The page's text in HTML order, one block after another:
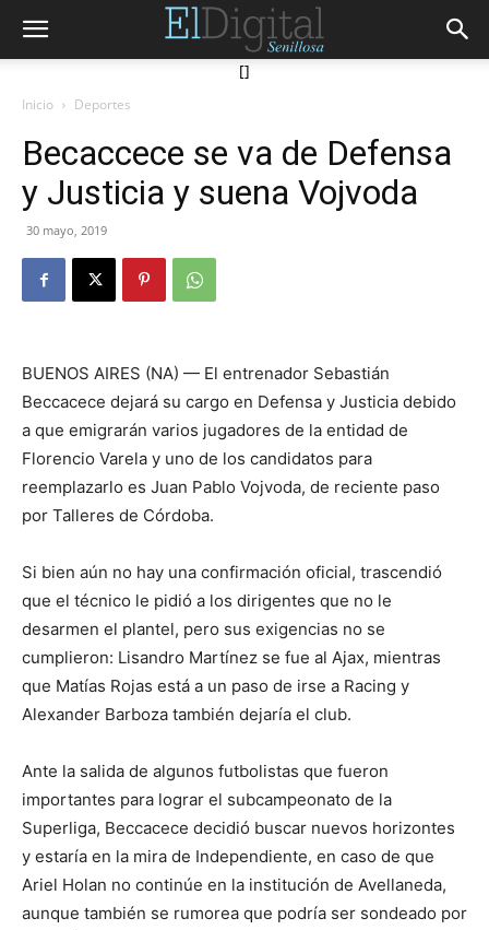
[]
Inicio Deportes
Becaccece se va de Defensa
y Justicia y suena Vojvoda
30 mayo, 2019
BUENOS AIRES (NA) — El entrenador Sebastián
Beccacece dejará su cargo en Defensa y Justicia debido
a que emigrarán varios jugadores de la entidad de
Florencio Varela y uno de los candidatos para
reemplazarlo es Juan Pablo Vojvoda, de reciente paso
por Talleres de Córdoba.
Si bien aún no hay una confirmación oficial, trascendió
que el técnico le pidió a los dirigentes que no le
desarmen el plantel, pero sus exigencias no se
cumplieron: Lisandro Martínez se fue al Ajax, mientras
que Matías Rojas está a un paso de irse a Racing y
Alexander Barboza también dejaría el club.
Ante la salida de algunos futbolistas que fueron
importantes para lograr el subcampeonato de la
Superliga, Beccacece decidió buscar nuevos horizontes
y estaría en la mira de Independiente, en caso de que
Ariel Holan no continúe en la institución de Avellaneda,
aunque también se rumorea que podría ser sondeado por